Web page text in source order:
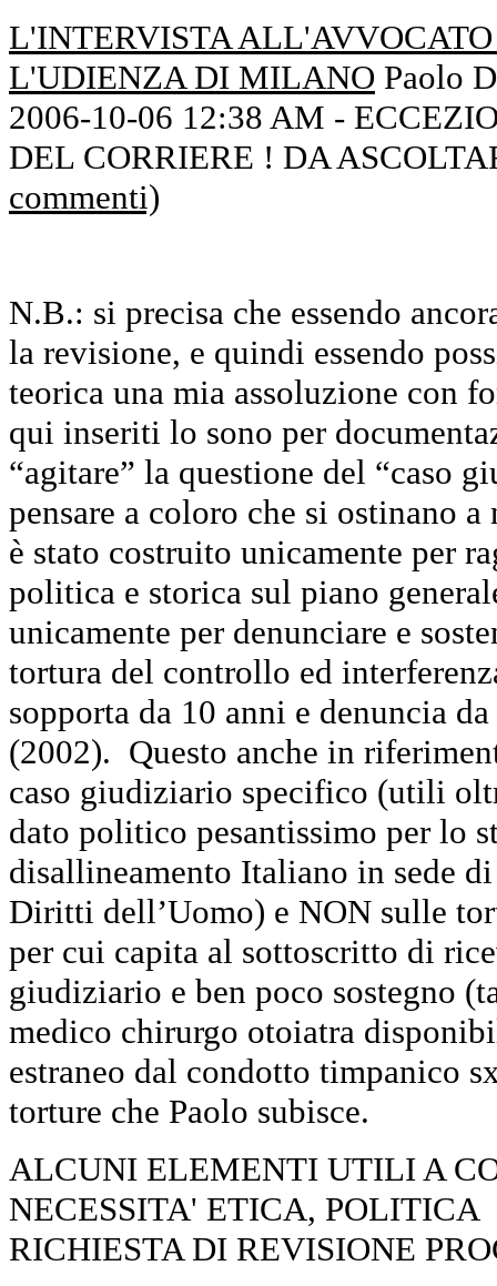
L'INTERVISTA
L'UDIENZA DI MILANO Paolo
2006-10-06 12:38 AM -
DEL CORRIERE ! DA
commenti)
N.B.: si precisa che essendo
la revisione, e quindi essendo
teorica una mia assoluzione con
qui inseriti lo sono per
“agitare” la questione del “caso
pensare a coloro che si ostinano
è stato costruito unicamente per
politica e storica sul piano
unicamente per denunciare e
tortura del controllo ed
sopporta da 10 anni e denuncia
(2002). Questo anche in
caso giudiziario specifico (utili
dato politico pesantissimo per lo
disallineamento Italiano in sede
Diritti dell’Uomo) e NON sulle
per cui capita al sottoscritto di
giudiziario e ben poco sostegno
medico chirurgo otoiatra
estraneo dal condotto timpanico
torture che Paolo subisce.
ALCUNI ELEMENTI UTILI A
NECESSITA' ETICA,
RICHIESTA DI REVISIONE